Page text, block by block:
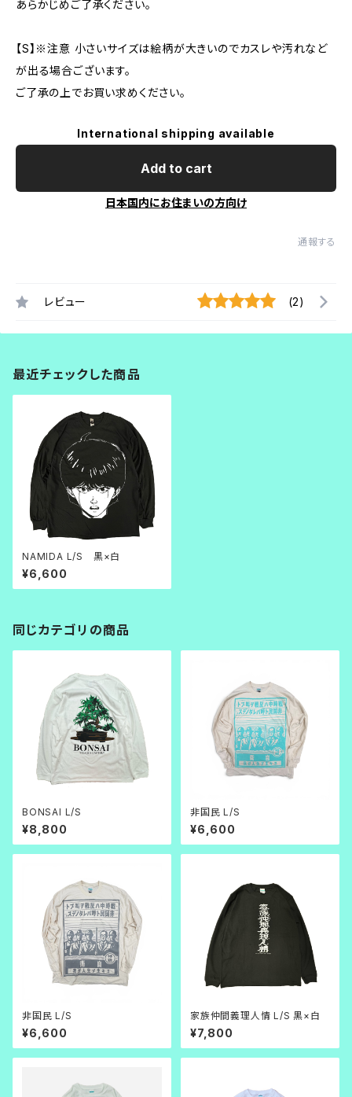
あらかじめご了承ください。
【S】※注意 小さいサイズは絵柄が大きいのでカスレや汚れなど
が出る場合ございます。
ご了承の上でお買い求めください。
International shipping available
Add to cart
日本国内にお住まいの方向け
通報する
レビュー (2)
最近チェックした商品
NAMIDA L/S 黒×白
¥6,600
同じカテゴリの商品
BONSAI L/S
¥8,800
非国民 L/S
¥6,600
非国民 L/S
¥6,600
家族仲間義理人情 L/S 黒×白
¥7,800